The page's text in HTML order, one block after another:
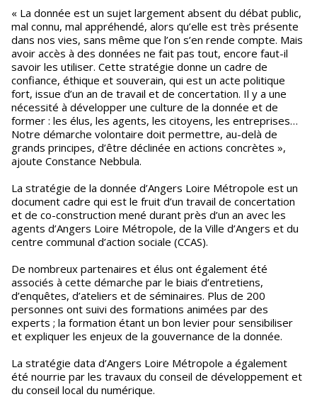
« La donnée est un sujet largement absent du débat public,
mal connu, mal appréhendé, alors qu’elle est très présente
dans nos vies, sans même que l’on s’en rende compte. Mais
avoir accès à des données ne fait pas tout, encore faut-il
savoir les utiliser. Cette stratégie donne un cadre de
confiance, éthique et souverain, qui est un acte politique
fort, issue d’un an de travail et de concertation. Il y a une
nécessité à développer une culture de la donnée et de
former : les élus, les agents, les citoyens, les entreprises…
Notre démarche volontaire doit permettre, au-delà de
grands principes, d’être déclinée en actions concrètes »,
ajoute Constance Nebbula.
La stratégie de la donnée d’Angers Loire Métropole est un
document cadre qui est le fruit d’un travail de concertation
et de co-construction mené durant près d’un an avec les
agents d’Angers Loire Métropole, de la Ville d’Angers et du
centre communal d’action sociale (CCAS).
De nombreux partenaires et élus ont également été
associés à cette démarche par le biais d’entretiens,
d’enquêtes, d’ateliers et de séminaires. Plus de 200
personnes ont suivi des formations animées par des
experts ; la formation étant un bon levier pour sensibiliser
et expliquer les enjeux de la gouvernance de la donnée.
La stratégie data d’Angers Loire Métropole a également
été nourrie par les travaux du conseil de développement et
du conseil local du numérique.